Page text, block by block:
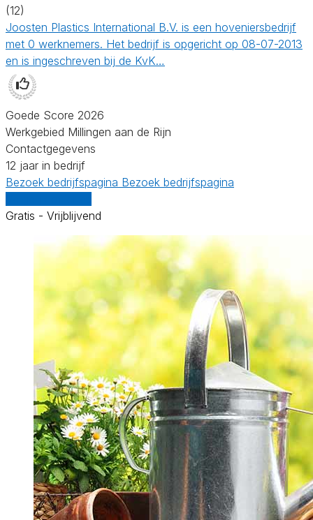
(12)
Joosten Plastics International B.V. is een hoveniersbedrijf
met 0 werknemers. Het bedrijf is opgericht op 08-07-2013
en is ingeschreven bij de KvK…
Goede Score 2026
Werkgebied Millingen aan de Rijn
Contactgegevens
12 jaar in bedrijf
Bezoek bedrijfspagina Bezoek bedrijfspagina
Gratis - Vrijblijvend